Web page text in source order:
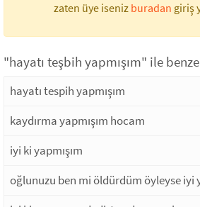
zaten üye iseniz buradan giriş
"hayatı teşbih yapmışım" ile
hayatı tespih yapmışım
kaydırma yapmışım hocam
iyi ki yapmışım
oğlunuzu ben mi öldürdüm öyleyse iyi